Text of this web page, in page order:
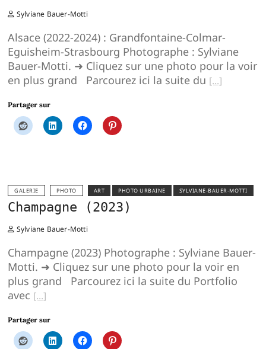
Sylviane Bauer-Motti
Alsace (2022-2024) : Grandfontaine-Colmar-
Eguisheim-Strasbourg Photographe : Sylviane
Bauer-Motti. ➜ Cliquez sur une photo pour la voir
en plus grand Parcourez ici la suite du
Partager sur
GALERIE PHOTO ART PHOTO URBAINE SYLVIANE-BAUER-MOTTI
Champagne (2023)
Sylviane Bauer-Motti
Champagne (2023) Photographe : Sylviane Bauer-
Motti. ➜ Cliquez sur une photo pour la voir en
plus grand Parcourez ici la suite du Portfolio
avec
Partager sur